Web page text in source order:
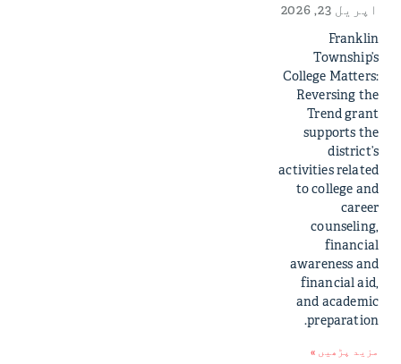
اپریل 23, 2026
Franklin
Township’s
College Matters:
Reversing the
Trend grant
supports the
district’s
activities related
to college and
career
counseling,
financial
awareness and
financial aid,
and academic
preparation.
مزید پڑھیں »